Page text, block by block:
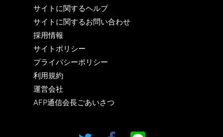
サイトに関するヘルプ
サイトに関するお問い合わせ
採用情報
サイトポリシー
プライバシーポリシー
利用規約
運営会社
AFP通信会長ごあいさつ